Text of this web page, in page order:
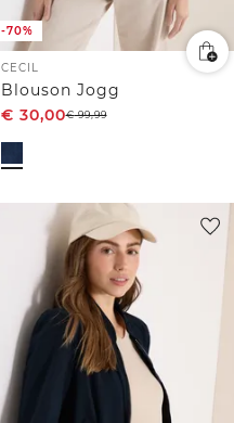
-70%
CECIL
Blouson Jogg
€ 30,00€99,99